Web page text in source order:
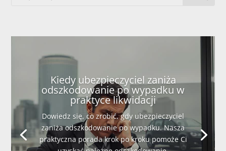
Kiedy ubezpieczyciel zaniża
odszkodowanie po wypadku w
praktyce likwidacji
Dowiedz się, co zrobić, gdy ubezpieczyciel
zaniża odszkodowanie po wypadku. Nasza
praktyczna porada krok po kroku pomoże Ci